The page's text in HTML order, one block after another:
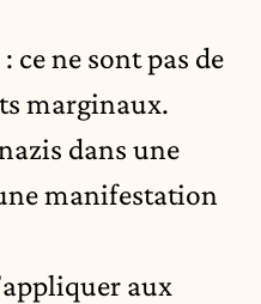
ce ne sont pas de
marginaux.
dans une
manifestation
aux